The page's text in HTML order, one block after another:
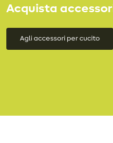
Acquista
Agli accessori per cucito